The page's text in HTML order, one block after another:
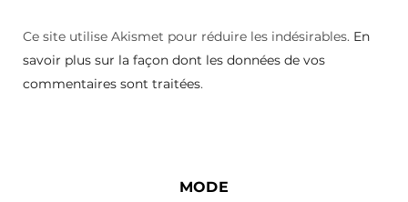
Ce site utilise Akismet pour réduire les indésirables. En
savoir plus sur la façon dont les données de vos
commentaires sont traitées.
MODE